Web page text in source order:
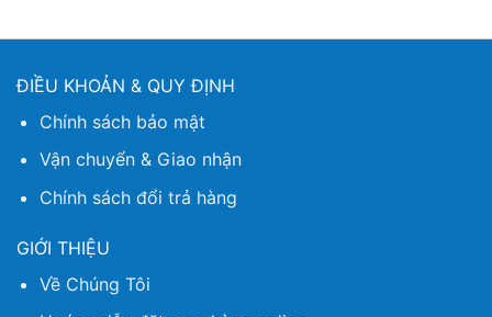
ĐIỀU KHOẢN & QUY ĐỊNH
Chính sách bảo mật
Vận chuyển & Giao nhận
Chính sách đổi trả hàng
GIỚI THIỆU
Về Chúng Tôi